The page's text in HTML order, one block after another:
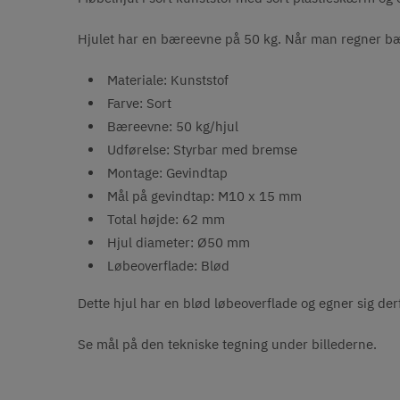
Hjulet har en bæreevne på 50 kg. Når man regner
Materiale: Kunststof
Farve: Sort
Bæreevne: 50 kg/hjul
Udførelse: Styrbar med bremse
Montage: Gevindtap
Mål på gevindtap: M10 x 15 mm
Total højde: 62 mm
Hjul diameter: Ø50 mm
Løbeoverflade: Blød
Dette hjul har en blød løbeoverflade og egner sig
Se mål på den tekniske tegning under billederne.